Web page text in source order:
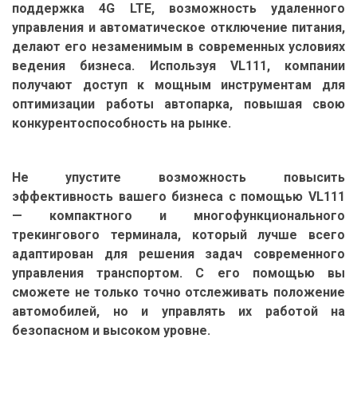
поддержка 4G LTE, возможность удаленного
управления и автоматическое отключение питания,
делают его незаменимым в современных условиях
ведения бизнеса. Используя VL111, компании
получают доступ к мощным инструментам для
оптимизации работы автопарка, повышая свою
конкурентоспособность на рынке.
Не упустите возможность повысить
эффективность вашего бизнеса с помощью VL111
— компактного и многофункционального
трекингового терминала, который лучше всего
адаптирован для решения задач современного
управления транспортом. С его помощью вы
сможете не только точно отслеживать положение
автомобилей, но и управлять их работой на
безопасном и высоком уровне.